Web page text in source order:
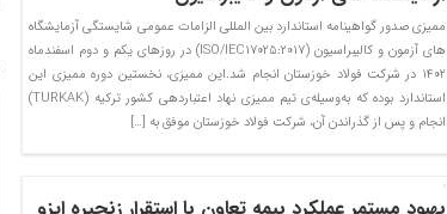
ممیزی صدور گواهینامه استاندارد بین المللی الزامات عمومی شایستگی آزمایشگاه
های آزمون و کالیبراسیون (ISO/IEC17025:2017) در روزهای یکم و دوم اسفندماه
۱۴۰۲ در شرکت فولاد خوزستان انجام شد.این ممیزی، نخستین دوره ممیزی این
استاندارد بوده که به‌وسیله‌ی تیم ممیزی نهاد اعتباردهی کشور ترکیه (TURKAK)
انجام و پس از گذراندن آن، شرکت فولاد خوزستان موفق به […]